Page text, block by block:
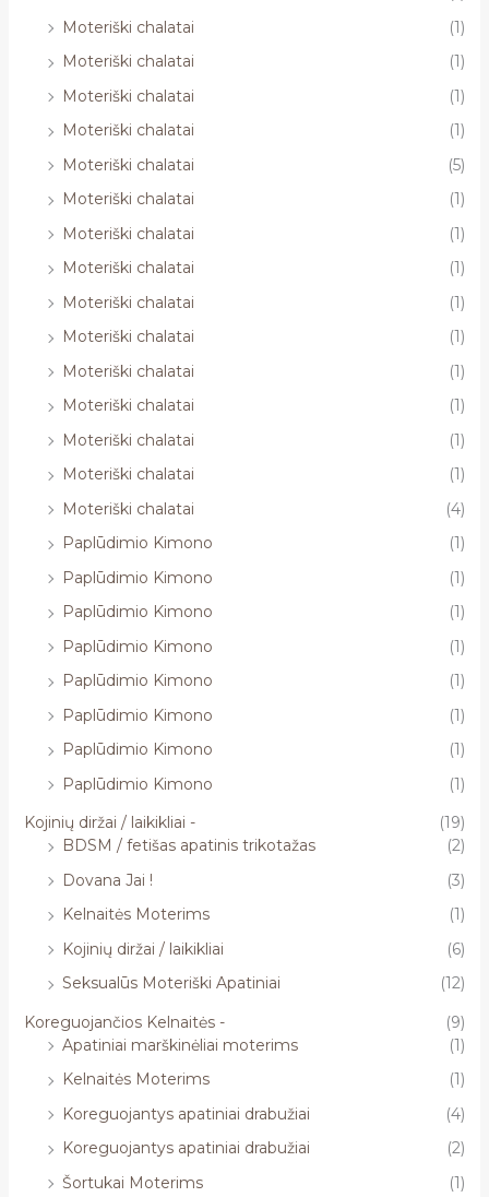
Moteriški chalatai
(1)
Moteriški chalatai
(1)
Moteriški chalatai
(1)
Moteriški chalatai
(1)
Moteriški chalatai
(5)
Moteriški chalatai
(1)
Moteriški chalatai
(1)
Moteriški chalatai
(1)
Moteriški chalatai
(1)
Moteriški chalatai
(1)
Moteriški chalatai
(1)
Moteriški chalatai
(1)
Moteriški chalatai
(1)
Moteriški chalatai
(1)
Moteriški chalatai
(4)
Paplūdimio Kimono
(1)
Paplūdimio Kimono
(1)
Paplūdimio Kimono
(1)
Paplūdimio Kimono
(1)
Paplūdimio Kimono
(1)
Paplūdimio Kimono
(1)
Paplūdimio Kimono
(1)
Paplūdimio Kimono
(1)
Kojinių diržai / laikikliai -
(19)
BDSM / fetišas apatinis trikotažas
(2)
Dovana Jai !
(3)
Kelnaitės Moterims
(1)
Kojinių diržai / laikikliai
(6)
Seksualūs Moteriški Apatiniai
(12)
Koreguojančios Kelnaitės -
(9)
Apatiniai marškinėliai moterims
(1)
Kelnaitės Moterims
(1)
Koreguojantys apatiniai drabužiai
(4)
Koreguojantys apatiniai drabužiai
(2)
Šortukai Moterims
(1)